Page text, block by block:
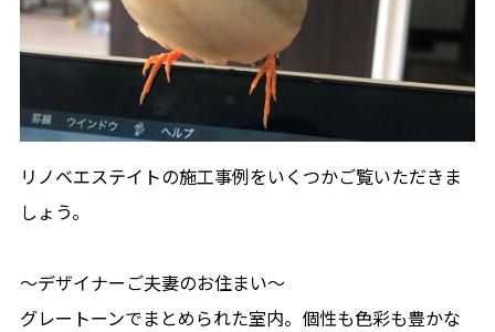
リノベエステイトの施工事例をいくつかご覧いただきま
しょう。
〜デザイナーご夫妻のお住まい〜
グレートーンでまとめられた室内。個性も色彩も豊かな